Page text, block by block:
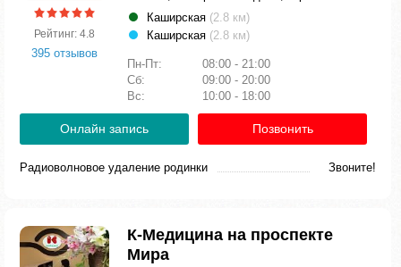
Рейтинг: 4.8
395 отзывов
Каширская (2.8 км)
Каширская (2.8 км)
Пн-Пт:
08:00 - 21:00
Сб:
09:00 - 20:00
Вс:
10:00 - 18:00
Онлайн запись Позвонить
Радиоволновое удаление родинки Звоните!
К-Медицина на проспекте
Мира